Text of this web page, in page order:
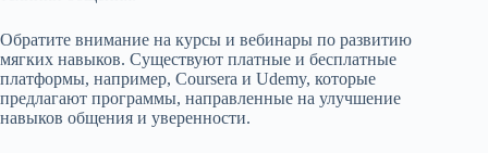
Обратите внимание на курсы и вебинары по развитию
мягких навыков. Существуют платные и бесплатные
платформы, например, Coursera и Udemy, которые
предлагают программы, направленные на улучшение
навыков общения и уверенности.